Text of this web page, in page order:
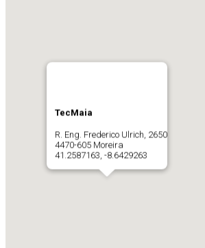
TecMaia
R. Eng. Frederico Ulrich, 2650
4470-605 Moreira
41.2587163, -8.6429263